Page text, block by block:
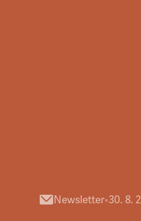
Newsletter•30. 8.